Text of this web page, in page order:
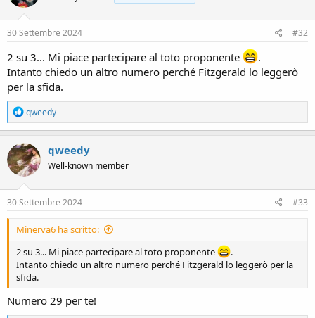
n
s
30 Settembre 2024 #32
2 su 3... Mi piace partecipare al toto proponente
.
Intanto chiedo un altro numero perché Fitzgerald lo leggerò
per la sfida.
R
e
a
c
t
i
o
n
s
qweedy
qweedy
Well-known member
30 Settembre 2024 #33
Minerva6 ha scritto:
2 su 3... Mi piace partecipare al toto proponente
.
Intanto chiedo un altro numero perché Fitzgerald lo leggerò per la
sfida.
Numero 29 per te!